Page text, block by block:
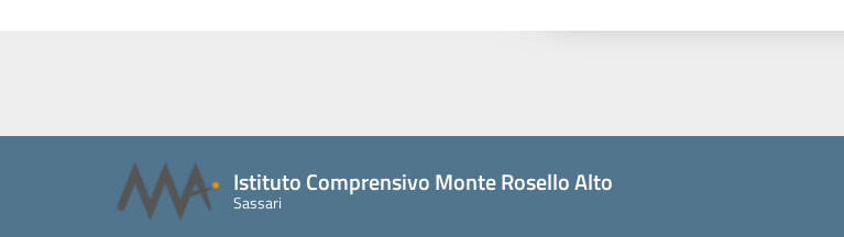
Istituto Comprensivo Monte Rosello Alto
Sassari